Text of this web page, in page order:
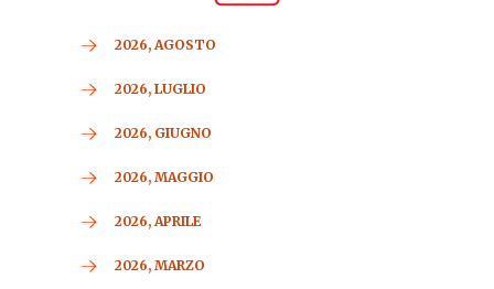
2026, AGOSTO
2026, LUGLIO
2026, GIUGNO
2026, MAGGIO
2026, APRILE
2026, MARZO